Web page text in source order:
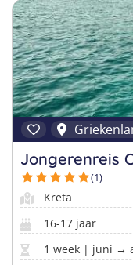
Jongerenreis
(1)
Kreta
16-17 jaar
1 week | juni →